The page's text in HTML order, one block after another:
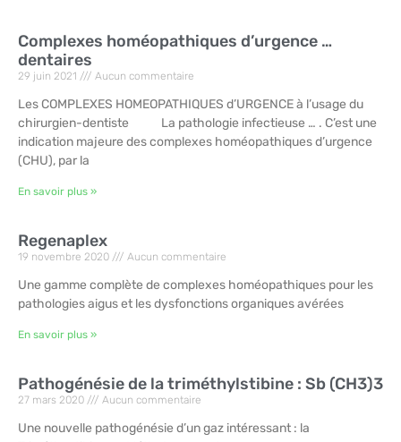
Complexes homéopathiques d’urgence …
dentaires
29 juin 2021 Aucun commentaire
Les COMPLEXES HOMEOPATHIQUES d’URGENCE à l’usage du
chirurgien-dentiste La pathologie infectieuse … . C’est une
indication majeure des complexes homéopathiques d’urgence
(CHU), par la
En savoir plus »
Regenaplex
19 novembre 2020 Aucun commentaire
Une gamme complète de complexes homéopathiques pour les
pathologies aigus et les dysfonctions organiques avérées
En savoir plus »
Pathogénésie de la triméthylstibine : Sb (CH3)3
27 mars 2020 Aucun commentaire
Une nouvelle pathogénésie d’un gaz intéressant : la